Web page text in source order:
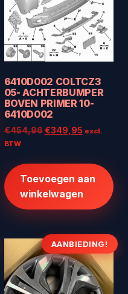
6410D002 COLTCZ3
05- ACHTERBUMPER
BOVEN PRIMER 10-
6410D002
€454,96 Oorspronkelijke
€349,95Huidige
€349,95.
excl.
BTW
Toevoegen aan
winkelwagen
AANBIEDING!